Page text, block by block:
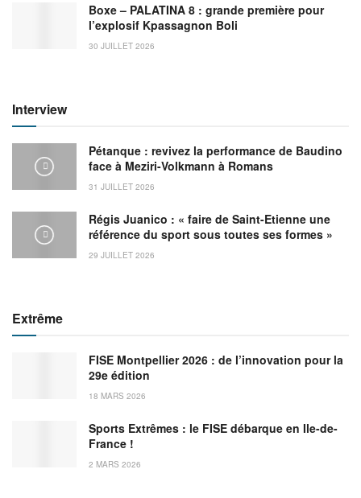
Boxe – PALATINA 8 : grande première pour
l’explosif Kpassagnon Boli
30 JUILLET 2026
Interview
Pétanque : revivez la performance de Baudino
face à Meziri-Volkmann à Romans
31 JUILLET 2026
Régis Juanico : « faire de Saint-Etienne une
référence du sport sous toutes ses formes »
29 JUILLET 2026
Extrême
FISE Montpellier 2026 : de l’innovation pour la
29e édition
18 MARS 2026
Sports Extrêmes : le FISE débarque en Ile-de-
France !
2 MARS 2026